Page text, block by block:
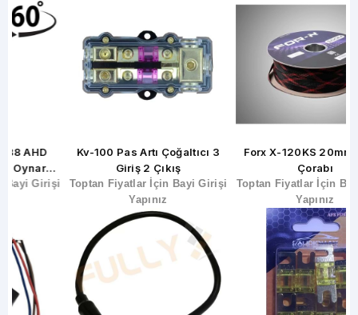
Kv-100 Pas Artı Çoğaltıcı 3
Giriş 2 Çıkış
Toptan Fiyatlar İçin Bayi Girişi
Forx X-120KS 20mm Kablo
Toptan Fiyatlar İçin Bayi Girişi